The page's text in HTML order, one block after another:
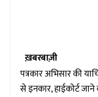
ख़बरबाज़ी
पत्रकार अभिसार की
से इनकार, हाईकोर्ट